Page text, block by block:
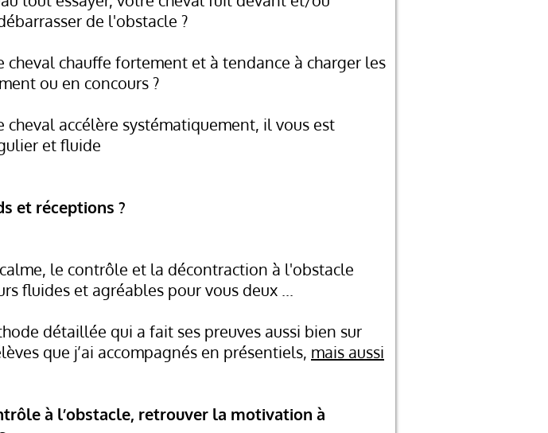
de l'obstacle ?
cheval chauffe fortement et à tendance à charger les
ou en concours ?
cheval accélère systématiquement, il vous est
et fluide
et réceptions ?
le contrôle et la décontraction à l'obstacle
fluides et agréables pour vous deux ...
détaillée qui a fait ses preuves aussi bien sur
que j’ai accompagnés en présentiels, mais aussi
à l’obstacle, retrouver la motivation à